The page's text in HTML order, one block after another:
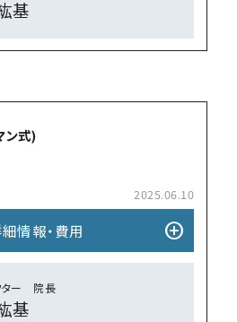
基
ン式)
2025.06.10
情報・費⽤ add_circle
ター 院⻑
基